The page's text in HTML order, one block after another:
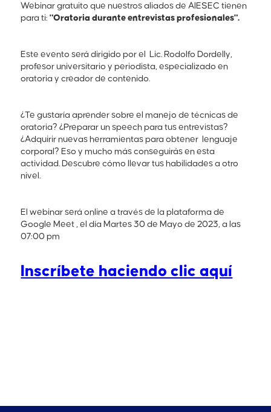
Webinar gratuito que nuestros aliados de AIESEC tienen
para ti:"Oratoria durante entrevistas profesionales".
Este evento será dirigido por el Lic. Rodolfo Dordelly,
profesor universitario y periodista, especializado en
oratoria y creador de contenido.
¿Te gustaría aprender sobre el manejo de técnicas de
oratoria? ¿Preparar un speech para tus entrevistas?
¿Adquirir nuevas herramientas para obtener lenguaje
corporal? Eso y mucho más conseguirás en esta
actividad. Descubre cómo llevar tus habilidades a otro
nivel.
El webinar será online a través de la plataforma de
Google Meet , el día Martes 30 de Mayo de 2023, a las
07:00 pm
Inscríbete haciendo clic aquí